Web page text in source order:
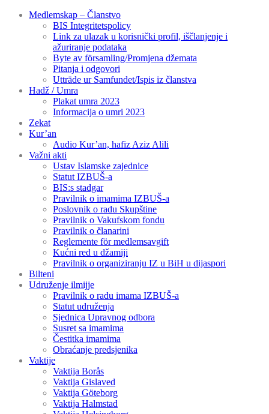
Medlemskap – Članstvo
BIS Integritetspolicy
Link za ulazak u korisnički profil, iščlanjenje i
ažuriranje podataka
Byte av församling/Promjena džemata
Pitanja i odgovori
Utträde ur Samfundet/Ispis iz članstva
Hadž / Umra
Plakat umra 2023
Informacija o umri 2023
Zekat
Kur’an
Audio Kur’an, hafiz Aziz Alili
Važni akti
Ustav Islamske zajednice
Statut IZBUŠ-a
BIS:s stadgar
Pravilnik o imamima IZBUŠ-a
Poslovnik o radu Skupštine
Pravilnik o Vakufskom fondu
Pravilnik o članarini
Reglemente för medlemsavgift
Kućni red u džamiji
Pravilnik o organiziranju IZ u BiH u dijaspori
Bilteni
Udruženje ilmijje
Pravilnik o radu imama IZBUŠ-a
Statut udruženja
Sjednica Upravnog odbora
Susret sa imamima
Čestitka imamima
Obraćanje predsjenika
Vaktije
Vaktija Borås
Vaktija Gislaved
Vaktija Göteborg
Vaktija Halmstad